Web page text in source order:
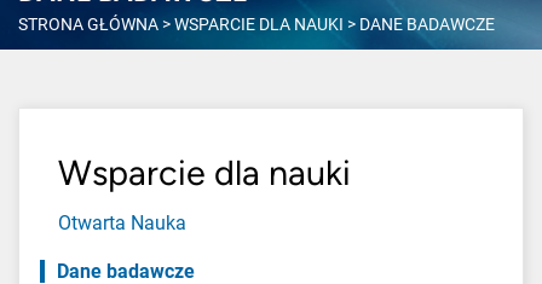
STRONA GŁÓWNA >WSPARCIE DLA NAUKI > DANE BADAWCZE
Wsparcie dla nauki
Otwarta Nauka
Dane badawcze